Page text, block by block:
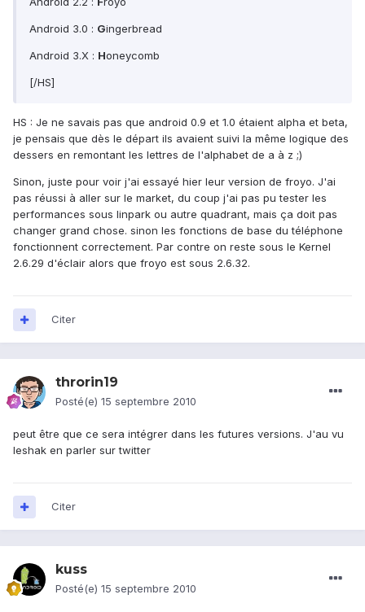
Android 3.0 : Gingerbread
Android 3.X : Honeycomb
[/HS]
HS : Je ne savais pas que android 0.9 et 1.0 étaient alpha et beta,
je pensais que dès le départ ils avaient suivi la même logique des
dessers en remontant les lettres de l'alphabet de a à z ;)
Sinon, juste pour voir j'ai essayé hier leur version de froyo. J'ai
pas réussi à aller sur le market, du coup j'ai pas pu tester les
performances sous linpark ou autre quadrant, mais ça doit pas
changer grand chose. sinon les fonctions de base du téléphone
fonctionnent correctement. Par contre on reste sous le Kernel
2.6.29 d'éclair alors que froyo est sous 2.6.32.
Citer
throrin19
Posté(e) 15 septembre 2010
peut être que ce sera intégrer dans les futures versions. J'au vu
leshak en parler sur twitter
Citer
kuss
Posté(e) 15 septembre 2010